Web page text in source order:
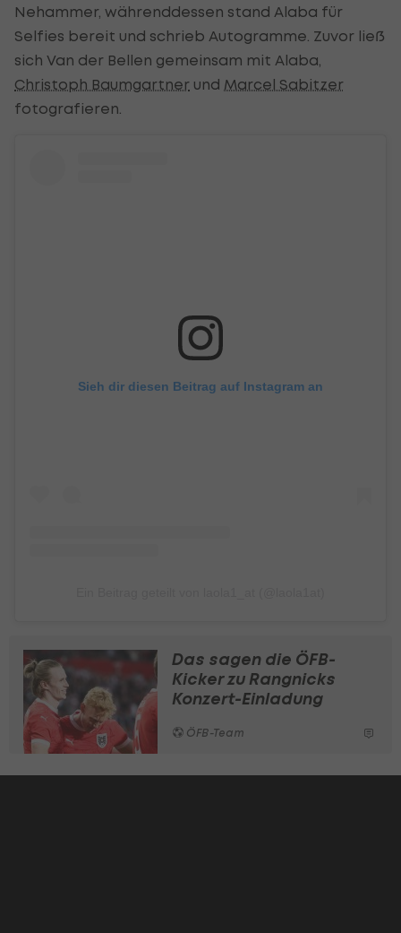
Nehammer, währenddessen stand Alaba für
Selfies bereit und schrieb Autogramme. Zuvor ließ
sich Van der Bellen gemeinsam mit Alaba,
Christoph Baumgartner und Marcel Sabitzer
fotografieren.
Sieh dir diesen Beitrag auf Instagram an
Das sagen die ÖFB-
Kicker zu Rangnicks
Konzert-Einladung
ÖFB-Team